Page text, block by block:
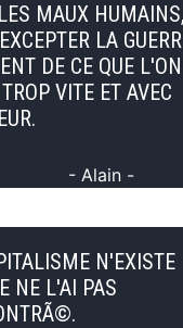
MAUX HUMAINS,
LA
DE CE QUE L'ON
VITE ET AVEC
- Alain -
N'EXISTE
NE L'AI PAS